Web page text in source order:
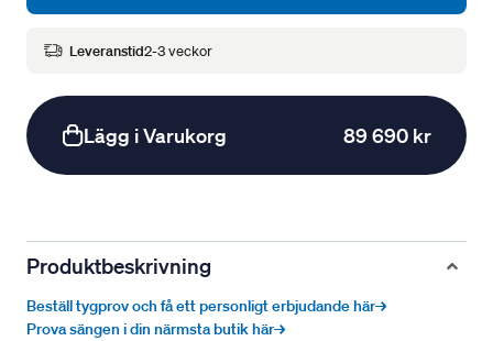
Leveranstid2-3 veckor
Lägg i Varukorg 89 690 kr
Produktbeskrivning
Beställ tygprov och få ett personligt erbjudande här→
Prova sängen i din närmsta butik här→